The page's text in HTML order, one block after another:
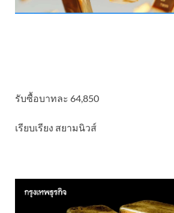
รับซื้อบาทละ 64,850
เรียบเรียง สยามนิวส์